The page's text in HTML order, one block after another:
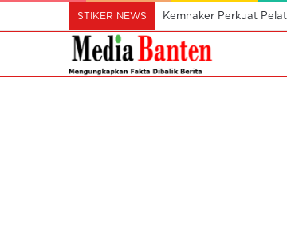
STIKER NEWS Kemnaker Perkuat